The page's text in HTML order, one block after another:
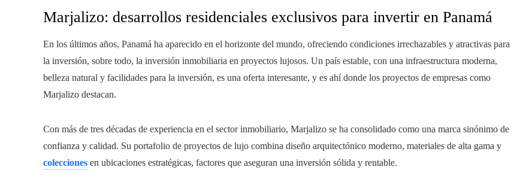
Marjalizo: desarrollos residenciales exclusivos para invertir en Panamá
En los últimos años, Panamá ha aparecido en el horizonte del mundo, ofreciendo condiciones irrechazables y atractivas para
la inversión, sobre todo, la inversión inmobiliaria en proyectos lujosos. Un país estable, con una infraestructura moderna,
belleza natural y facilidades para la inversión, es una oferta interesante, y es ahí donde los proyectos de empresas como
Marjalizo destacan.
Con más de tres décadas de experiencia en el sector inmobiliario, Marjalizo se ha consolidado como una marca sinónimo de
confianza y calidad. Su portafolio de proyectos de lujo combina diseño arquitectónico moderno, materiales de alta gama y
colecciones en ubicaciones estratégicas, factores que aseguran una inversión sólida y rentable.